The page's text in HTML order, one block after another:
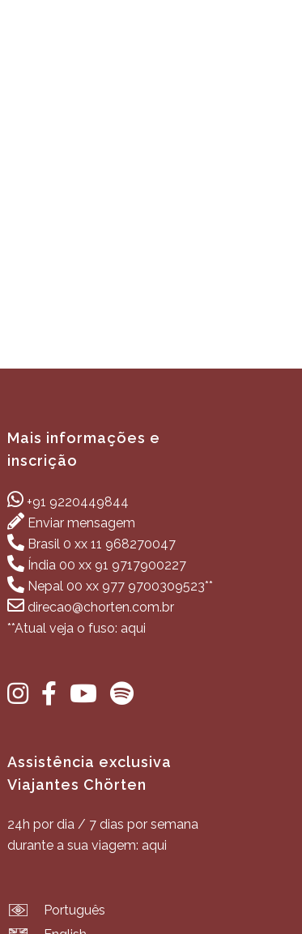
Mais informações e
inscrição
+91 9220449844
Enviar mensagem
Brasil 0 xx 11 968270047
Índia 00 xx 91 9717900227
Nepal 00 xx 977 9700309523**
direcao@chorten.com.br
**Atual veja o fuso: aqui
Assistência exclusiva
Viajantes Chörten
24h por dia / 7 dias por semana
durante a sua viagem: aqui
Português